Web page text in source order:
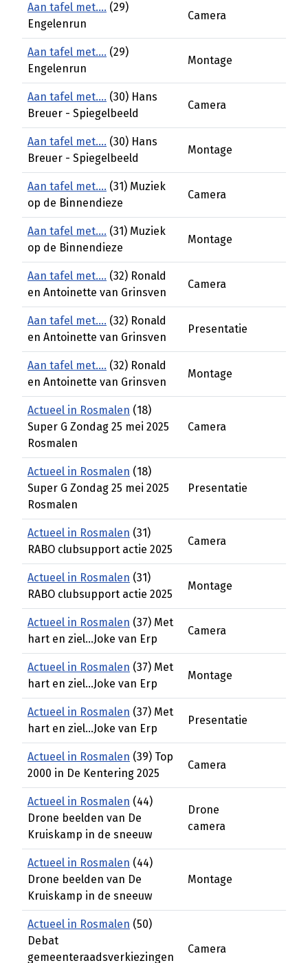
Aan tafel met.... (29)
Engelenrun
Camera
Aan tafel met.... (29)
Engelenrun
Montage
Aan tafel met.... (30) Hans
Breuer - Spiegelbeeld
Camera
Aan tafel met.... (30) Hans
Breuer - Spiegelbeeld
Montage
Aan tafel met.... (31) Muziek
op de Binnendieze
Camera
Aan tafel met.... (31) Muziek
op de Binnendieze
Montage
Aan tafel met.... (32) Ronald
en Antoinette van Grinsven
Camera
Aan tafel met.... (32) Ronald
en Antoinette van Grinsven
Presentatie
Aan tafel met.... (32) Ronald
en Antoinette van Grinsven
Montage
Actueel in Rosmalen (18)
Super G Zondag 25 mei 2025
Rosmalen
Camera
Actueel in Rosmalen (18)
Super G Zondag 25 mei 2025
Rosmalen
Presentatie
Actueel in Rosmalen (31)
RABO clubsupport actie 2025
Camera
Actueel in Rosmalen (31)
RABO clubsupport actie 2025
Montage
Actueel in Rosmalen (37) Met
hart en ziel...Joke van Erp
Camera
Actueel in Rosmalen (37) Met
hart en ziel...Joke van Erp
Montage
Actueel in Rosmalen (37) Met
hart en ziel...Joke van Erp
Presentatie
Actueel in Rosmalen (39) Top
2000 in De Kentering 2025
Camera
Actueel in Rosmalen (44)
Drone beelden van De
Kruiskamp in de sneeuw
Drone
camera
Actueel in Rosmalen (44)
Drone beelden van De
Kruiskamp in de sneeuw
Montage
Actueel in Rosmalen (50)
Debat
gemeenteraadsverkiezingen
Camera